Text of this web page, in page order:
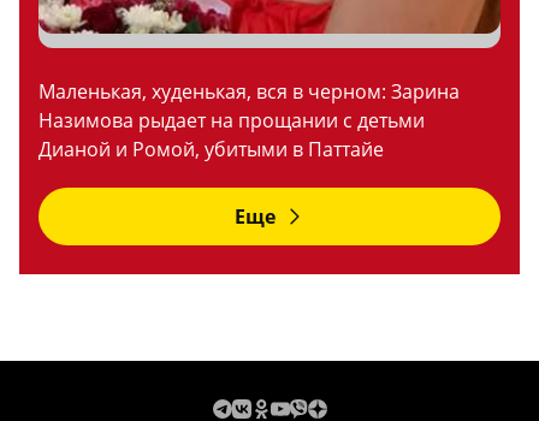
Маленькая, худенькая, вся в черном: Зарина
Назимова рыдает на прощании с детьми
Дианой и Ромой, убитыми в Паттайе
Еще